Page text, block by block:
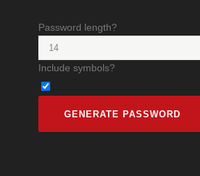
Password length?
Include symbols?